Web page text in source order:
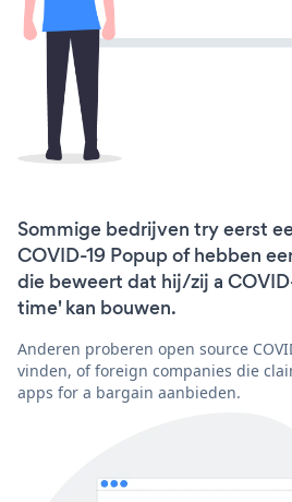
Sommige bedrijven try eerst
COVID-19 Popup of hebben
die beweert dat hij/zij a
time' kan bouwen.
Anderen proberen open source
vinden, of foreign companies die
apps for a bargain aanbieden.